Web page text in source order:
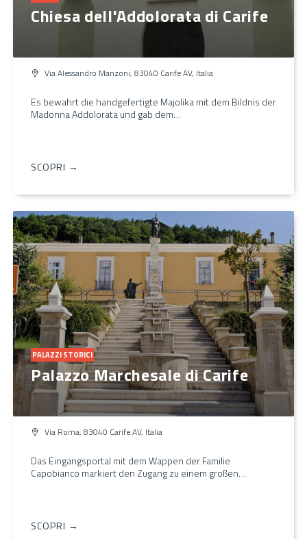
Chiesa dell'Addolorata di Carife
Via Alessandro Manzoni, 83040 Carife AV, Italia
Es bewahrt die handgefertigte Majolika mit dem Bildnis der
Madonna Addolorata und gab dem…
SCOPRI →
PALAZZI STORICI
Palazzo Marchesale di Carife
Via Roma, 83040 Carife AV, Italia
Das Eingangsportal mit dem Wappen der Familie
Capobianco markiert den Zugang zu einem großen…
SCOPRI →